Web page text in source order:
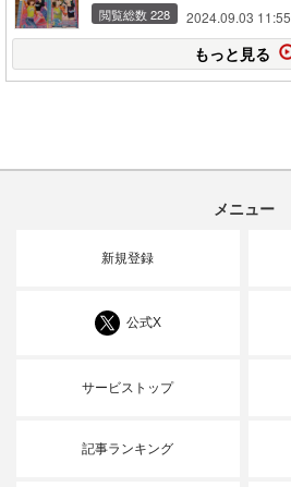
閲覧総数 228 2024.09.03 11:55
もっと見る
メニュー
新規登録
公式X
サービストップ
記事ランキング